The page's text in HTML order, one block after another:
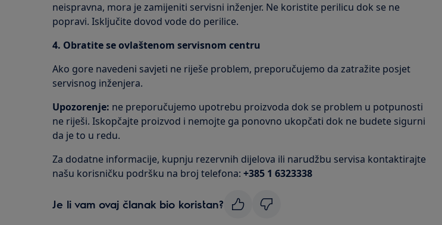
neispravna, mora je zamijeniti servisni inženjer. Ne koristite perilicu dok se ne
popravi. Isključite dovod vode do perilice.
4. Obratite se ovlaštenom servisnom centru
Ako gore navedeni savjeti ne riješe problem, preporučujemo da zatražite posjet
servisnog inženjera.
Upozorenje: ne preporučujemo upotrebu proizvoda dok se problem u potpunosti
ne riješi. Iskopčajte proizvod i nemojte ga ponovno ukopčati dok ne budete sigurni
da je to u redu.
Za dodatne informacije, kupnju rezervnih dijelova ili narudžbu servisa kontaktirajte
našu korisničku podršku na broj telefona: +385 1 6323338
Je li vam ovaj članak bio koristan?